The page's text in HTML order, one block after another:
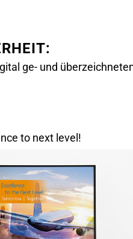
ge- und
to next level!